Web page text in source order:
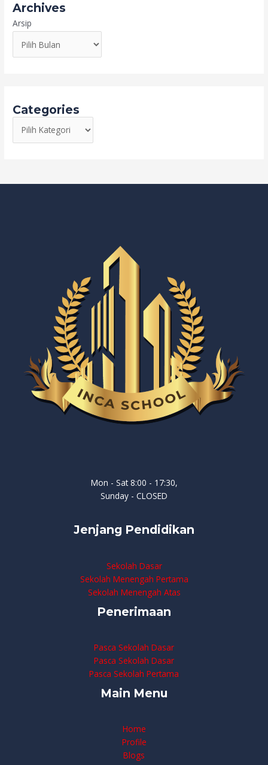
Archives
Arsip
Categories
Mon - Sat 8:00 - 17:30,
Sunday - CLOSED
Jenjang Pendidikan
Sekolah Dasar
Sekolah Menengah Pertama
Sekolah Menengah Atas
Penerimaan
Pasca Sekolah Dasar
Pasca Sekolah Dasar
Pasca Sekolah Pertama
Main Menu
Home
Profile
Blogs